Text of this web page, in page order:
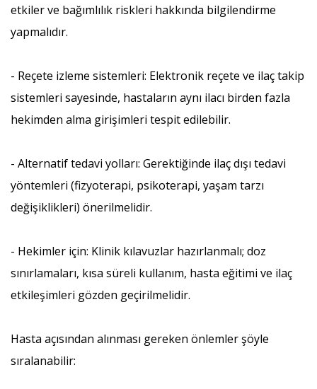
etkiler ve bağımlılık riskleri hakkında bilgilendirme
yapmalıdır.
- Reçete izleme sistemleri: Elektronik reçete ve ilaç takip
sistemleri sayesinde, hastaların aynı ilacı birden fazla
hekimden alma girişimleri tespit edilebilir.
- Alternatif tedavi yolları: Gerektiğinde ilaç dışı tedavi
yöntemleri (fizyoterapi, psikoterapi, yaşam tarzı
değişiklikleri) önerilmelidir.
- Hekimler için: Klinik kılavuzlar hazırlanmalı; doz
sınırlamaları, kısa süreli kullanım, hasta eğitimi ve ilaç
etkileşimleri gözden geçirilmelidir.
Hasta açısından alınması gereken önlemler şöyle
sıralanabilir: